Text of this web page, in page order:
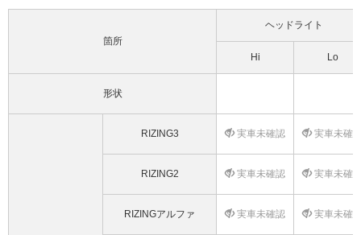
箇所
ヘッドライト
Hi Lo
形状
RIZING3 実車未確認 実車未確
RIZING2 実車未確認 実車未確
RIZINGアルファ 実車未確認 実車未確